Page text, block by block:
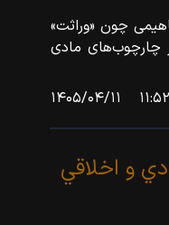
چون «وراثت»
چارچوب‌های مادی
۱۴۰۵/۰۴/۱۱
۱۱:۵۲
و اخلاقي